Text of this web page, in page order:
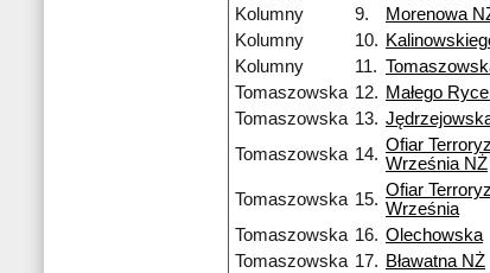
Kolumny
9. Morenowa
Kolumny
10.
Kolumny
11.
Tomaszowska 12. Małego
Tomaszowska 13.
Tomaszowska 14. Ofiar
Września NŻ
Tomaszowska 15. Ofiar
Września
Tomaszowska 16. Olechowska
Tomaszowska 17. Bławatna NŻ